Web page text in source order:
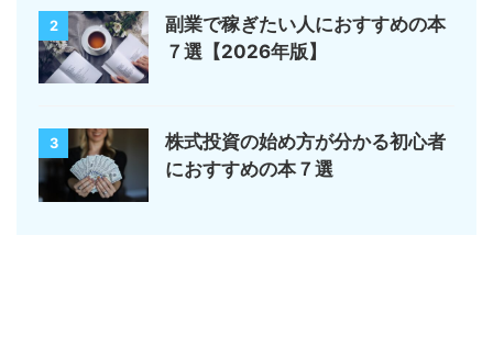
2
副業で稼ぎたい人におすすめの本
７選【2026年版】
3
株式投資の始め方が分かる初心者
におすすめの本７選